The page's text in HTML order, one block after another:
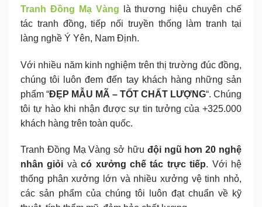
Tranh Đồng Mạ Vàng là thương hiệu chuyên chế
tác tranh đồng, tiếp nối truyền thống làm tranh tại
làng nghề Ý Yên, Nam Định.
Với nhiều năm kinh nghiệm trên thị trường đúc đồng,
chúng tôi luôn đem đến tay khách hàng những sản
phẩm “ĐẸP MẪU MÃ – TỐT CHẤT LƯỢNG“. Chúng
tôi tự hào khi nhận được sự tin tưởng của +325.000
khách hàng trên toàn quốc.
Tranh Đồng Mạ Vàng sở hữu đội ngũ hơn 20 nghệ
nhân giỏi vàcó xưởng chế tác trực tiếp. Với hệ
thống phân xưởng lớn và nhiều xưởng vệ tinh nhỏ,
các sản phẩm của chúng tôi luôn đạt chuẩn về kỹ